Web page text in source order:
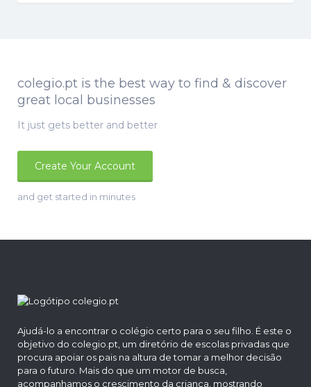
colegio.pt is the best way to find & discover
great local businesses
It just gets better and better
Create Your Account
and get started in minutes
Ajudá-lo a encontrar o colégio certo para o seu filho. É este o
objetivo do colegio.pt, um diretório de escolas privadas que
procura apoiar os pais na altura de tomar a melhor decisão
para o futuro. Mais do que um motor de busca,
acompanhamos o crescimento da criança, mostrando